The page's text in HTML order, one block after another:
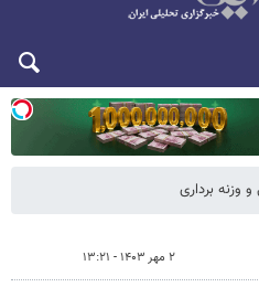
وزنه‌ برداری
۲ مهر ۱۴۰۳ - ۱۳:۲۱